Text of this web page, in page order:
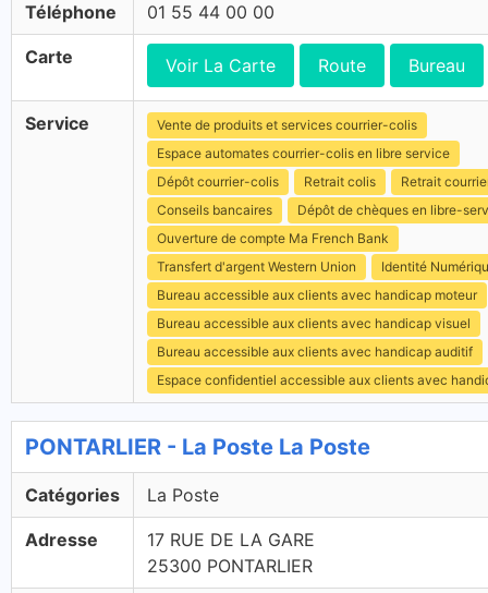
Téléphone 01 55 44 00 00
Carte Voir La Carte Route Bureau
Service
Vente de produits et services courrier-colis
Espace automates courrier-colis en libre service
Dépôt courrier-colis
Retrait colis
Retrait
Conseils bancaires
Dépôt de chèques en libre-
Ouverture de compte Ma French Bank
Transfert d'argent Western Union
Identité
Bureau accessible aux clients avec handicap moteur
Bureau accessible aux clients avec handicap visuel
Bureau accessible aux clients avec handicap auditif
Espace confidentiel accessible aux clients avec
PONTARLIER - La Poste La Poste
Catégories La Poste
Adresse
17 RUE DE LA GARE
25300 PONTARLIER